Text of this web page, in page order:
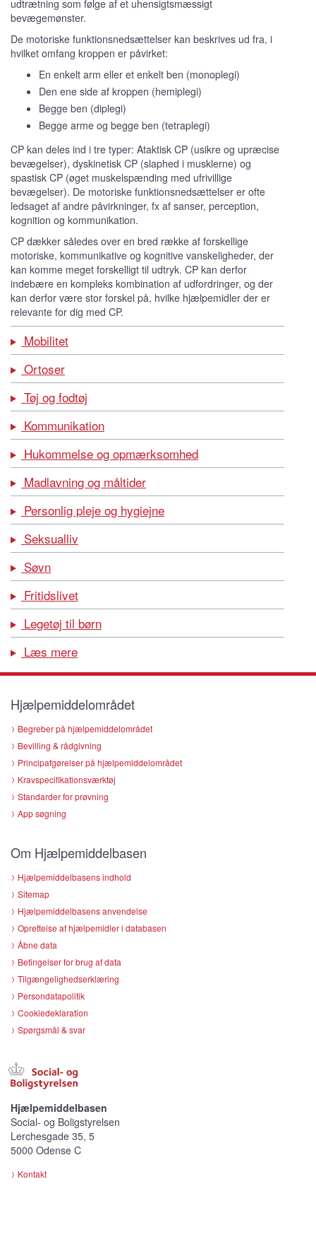
udtrætning som følge af et uhensigtsmæssigt
bevægemønster.
De motoriske funktionsnedsættelser kan beskrives ud fra, i
hvilket omfang kroppen er påvirket:
En enkelt arm eller et enkelt ben (monoplegi)
Den ene side af kroppen (hemiplegi)
Begge ben (diplegi)
Begge arme og begge ben (tetraplegi)
CP kan deles ind i tre typer: Ataktisk CP (usikre og upræcise
bevægelser), dyskinetisk CP (slaphed i musklerne) og
spastisk CP (øget muskelspænding med ufrivillige
bevægelser). De motoriske funktionsnedsættelser er ofte
ledsaget af andre påvirkninger, fx af sanser, perception,
kognition og kommunikation.
CP dækker således over en bred række af forskellige
motoriske, kommunikative og kognitive vanskeligheder, der
kan komme meget forskelligt til udtryk. CP kan derfor
indebære en kompleks kombination af udfordringer, og der
kan derfor være stor forskel på, hvilke hjælpemidler der er
relevante for dig med CP.
Mobilitet
Ortoser
Tøj og fodtøj
Kommunikation
Hukommelse og opmærksomhed
Madlavning og måltider
Personlig pleje og hygiejne
Seksualliv
Søvn
Fritidslivet
Legetøj til børn
Læs mere
Hjælpemiddelområdet
Begreber på hjælpemiddelområdet
Bevilling & rådgivning
Principafgørelser på hjælpemiddelområdet
Kravspecifikationsværktøj
Standarder for prøvning
App søgning
Om Hjælpemiddelbasen
Hjælpemiddelbasens indhold
Sitemap
Hjælpemiddelbasens anvendelse
Oprettelse af hjælpemidler i databasen
Åbne data
Betingelser for brug af data
Tilgængelighedserklæring
Persondatapolitik
Cookiedeklaration
Spørgsmål & svar
Hjælpemiddelbasen
Social- og Boligstyrelsen
Lerchesgade 35, 5
5000 Odense C
Kontakt